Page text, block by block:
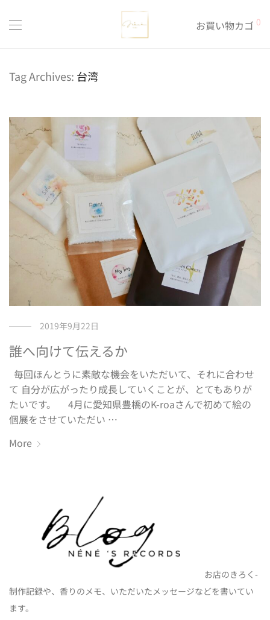
お買い物カゴ 0
Tag Archives: 台湾
2019年9月22日
誰へ向けて伝えるか
毎回ほんとうに素敵な機会をいただいて、それに合わせ
て 自分が広がったり成長していくことが、とてもありが
たいです。 4月に愛知県豊橋のK-roaさんで初めて絵の
個展をさせていただい …
More
お店のきろく-
制作記録や、香りのメモ、いただいたメッセージなどを書いてい
ます。